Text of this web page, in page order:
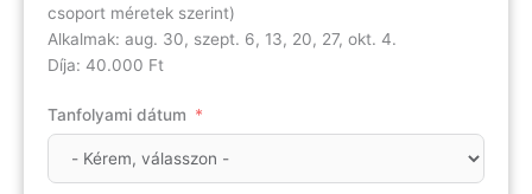
csoport méretek szerint)
Alkalmak: aug. 30, szept. 6, 13, 20, 27, okt. 4.
Díja: 40.000 Ft
Tanfolyami dátum